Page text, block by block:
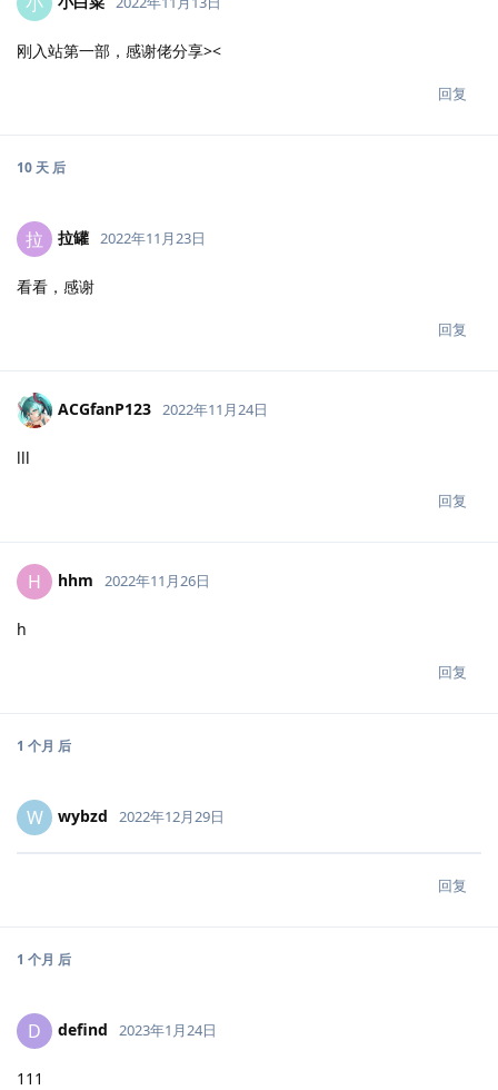
刚入站第一部，感谢佬分享><
回复
10 天 后
拉 拉罐 2022年11月23日
看看，感谢
回复
ACGfanP123 2022年11月24日
lll
回复
H hhm 2022年11月26日
h
回复
1 个月 后
W wybzd 2022年12月29日
回复
1 个月 后
D defind 2023年1月24日
111